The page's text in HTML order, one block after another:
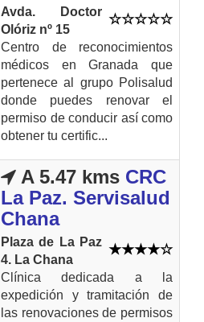
Avda. Doctor
Olóriz nº 15
Centro de reconocimientos
médicos en Granada que
pertenece al grupo Polisalud
donde puedes renovar el
permiso de conducir así como
obtener tu certific...
A 5.47 kms CRC
La Paz. Servisalud
Chana
Plaza de La Paz
4. La Chana
Clínica dedicada a la
expedición y tramitación de
las renovaciones de permisos